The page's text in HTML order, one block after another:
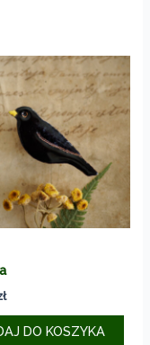
DO KOSZYKA